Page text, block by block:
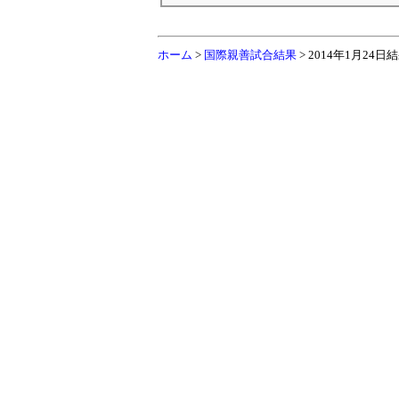
ホーム > 国際親善試合結果> 2014年1月24日